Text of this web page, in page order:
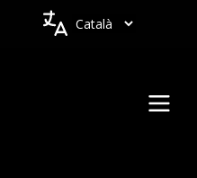
Idiomes